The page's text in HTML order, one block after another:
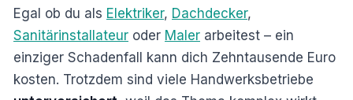
Egal ob du als Elektriker, Dachdecker,
Sanitärinstallateur oder Maler arbeitest – ein
einziger Schadenfall kann dich Zehntausende Euro
kosten. Trotzdem sind viele Handwerksbetriebe